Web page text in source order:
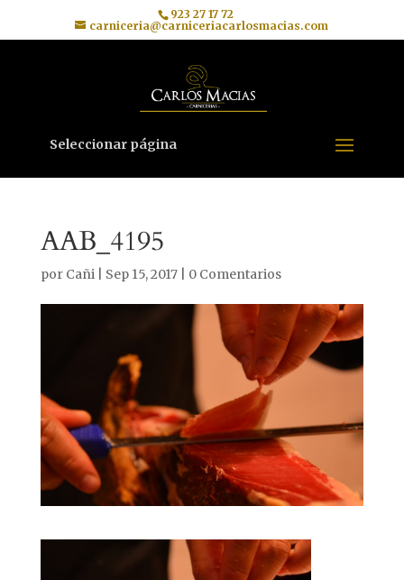
923 27 17 72
carniceria@carniceriacarlosmacias.com
Seleccionar página
AAB_4195
por Cañi| Sep 15, 2017| 0 Comentarios